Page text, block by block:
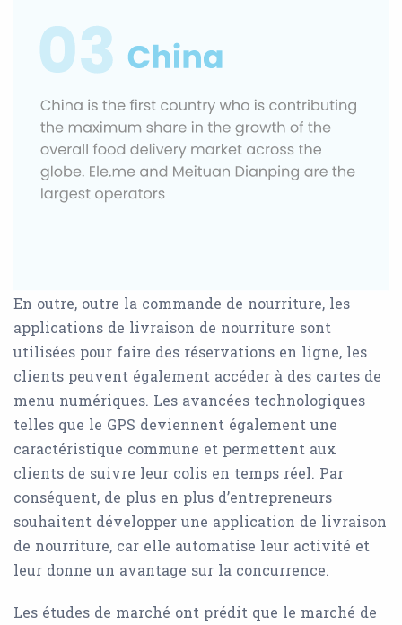
En outre, outre la commande de nourriture, les
applications de livraison de nourriture sont
utilisées pour faire des réservations en ligne, les
clients peuvent également accéder à des cartes de
menu numériques. Les avancées technologiques
telles que le GPS deviennent également une
caractéristique commune et permettent aux
clients de suivre leur colis en temps réel. Par
conséquent, de plus en plus d’entrepreneurs
souhaitent développer une application de livraison
de nourriture, car elle automatise leur activité et
leur donne un avantage sur la concurrence.
Les études de marché ont prédit que le marché de